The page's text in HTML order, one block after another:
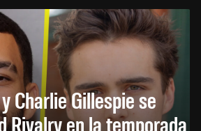
Charlie Gillespie se
Rivalry en la temporada